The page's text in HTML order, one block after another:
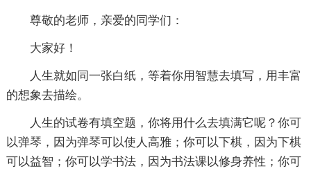
尊敬的老师，亲爱的同学们：
大家好！
人生就如同一张白纸，等着你用智慧去填写，用丰富
的想象去描绘。
人生的试卷有填空题，你将用什么去填满它呢？你可
以弹琴，因为弹琴可以使人高雅；你可以下棋，因为下棋
可以益智；你可以学书法，因为书法课以修身养性；你可